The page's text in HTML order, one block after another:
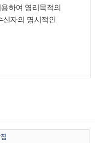
하여 영리목적의
신자의 명시적인